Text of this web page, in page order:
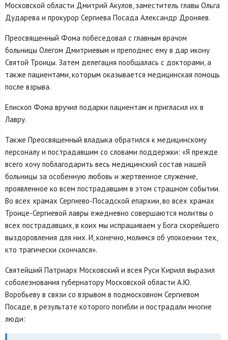
Московской области Дмитрий Акулов, заместитель главы Ольга
Дударева и прокурор Сергиева Посада Александр Дроняев.
Преосвященный Фома побеседовал с главным врачом
больницы Олегом Дмитриевым и преподнес ему в дар икону
Святой Троицы. Затем делегация пообщалась с докторами, а
также пациентами, которым оказывается медицинская помощь
после взрыва.
Епископ Фома вручил подарки пациентам и пригласил их в
Лавру.
Также Преосвященный владыка обратился к медицинскому
персоналу и пострадавшим со словами поддержки: «Я прежде
всего хочу поблагодарить весь медицинский состав нашей
больницы за особенную любовь и жертвенное служение,
проявленное ко всем пострадавшим в этом страшном событии.
Во всех храмах Сергиево-Посадской епархии, во всех храмах
Троице-Сергиевой лавры ежедневно совершаются молитвы о
всех пострадавших, в коих мы испрашиваем у Бога скорейшего
выздоровления для них. И, конечно, молимся об упокоении тех,
кто трагически скончался».
Святейший Патриарх Московский и всея Руси Кирилл выразил
соболезнования губернатору Московской области А.Ю.
Воробьеву в связи со взрывом в подмосковном Сергиевом
Посаде, в результате которого погибли и пострадали многие
люди: